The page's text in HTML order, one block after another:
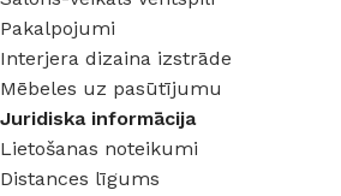
Pakalpojumi
Interjera dizaina izstrāde
Mēbeles uz pasūtījumu
Juridiska informācija
Lietošanas noteikumi
Distances līgums